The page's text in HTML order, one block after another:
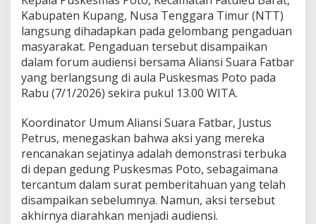
Kabupaten Kupang, Nusa Tenggara Timur (NTT)
langsung dihadapkan pada gelombang pengaduan
masyarakat. Pengaduan tersebut disampaikan
dalam forum audiensi bersama Aliansi Suara Fatbar
yang berlangsung di aula Puskesmas Poto pada
Rabu (7/1/2026) sekira pukul 13.00 WITA.
Koordinator Umum Aliansi Suara Fatbar, Justus
Petrus, menegaskan bahwa aksi yang mereka
rencanakan sejatinya adalah demonstrasi terbuka
di depan gedung Puskesmas Poto, sebagaimana
tercantum dalam surat pemberitahuan yang telah
disampaikan sebelumnya. Namun, aksi tersebut
akhirnya diarahkan menjadi audiensi.